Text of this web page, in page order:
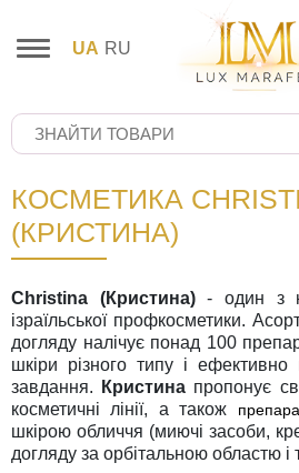
UA RU
КОСМЕТИКА
(КРИСТИНА)
Christina (Кристина)- один з
ізраїльської профкосметики.
догляду налічує понад 100
шкіри різного типу і ефективно
завдання.
Кристина пропонує
косметичні лінії, а також
шкірою обличчя (миючі засоби,
догляду за орбітальною областю і